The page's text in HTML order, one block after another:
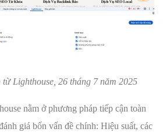
Lighthouse, 26 tháng 7 năm 2025
nằm ở phương pháp tiếp cận toàn
giá bốn vấn đề chính: Hiệu suất, các